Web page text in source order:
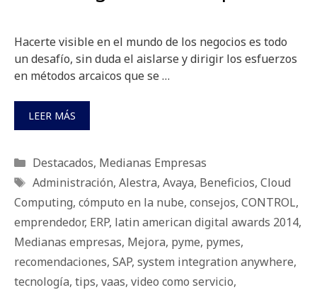
Hacerte visible en el mundo de los negocios es todo
un desafío, sin duda el aislarse y dirigir los esfuerzos
en métodos arcaicos que se …
LEER MÁS
Categorías
Destacados, Medianas Empresas
Etiquetas
Administración, Alestra, Avaya, Beneficios, Cloud
Computing, cómputo en la nube, consejos, CONTROL,
emprendedor, ERP, latin american digital awards 2014,
Medianas empresas, Mejora, pyme, pymes,
recomendaciones, SAP, system integration anywhere,
tecnología, tips, vaas, video como servicio,